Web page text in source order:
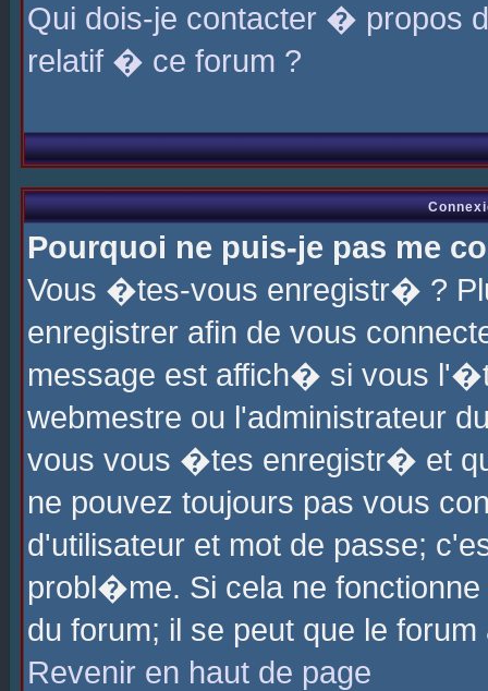
Qui dois-je contacter � propos
relatif � ce forum ?
Pourquoi ne puis-je pas me
Vous �tes-vous enregistr� ?
enregistrer afin de vous
message est affich� si vous
webmestre ou l'administrateur
vous vous �tes enregistr� et
ne pouvez toujours pas vous
d'utilisateur et mot de passe;
probl�me. Si cela ne
du forum; il se peut que le
Revenir en haut de page